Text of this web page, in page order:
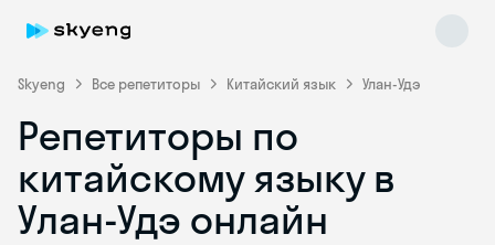
Skyeng Все репетиторы Китайский язык Улан-Удэ
Репетиторы по
китайскому языку в
Улан-Удэ онлайн